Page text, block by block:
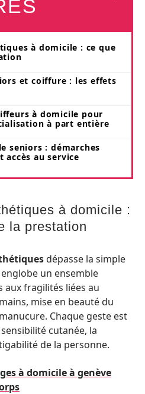
à domicile : ce que
et coiffure : les effets
à domicile pour
à part entière
seniors : démarches
au service
à domicile :
la prestation
dépasse la simple
un ensemble
aux fragilités liées au
mise en beauté du
Chaque geste est
cutanée, la
de la personne.
à domicile à genève